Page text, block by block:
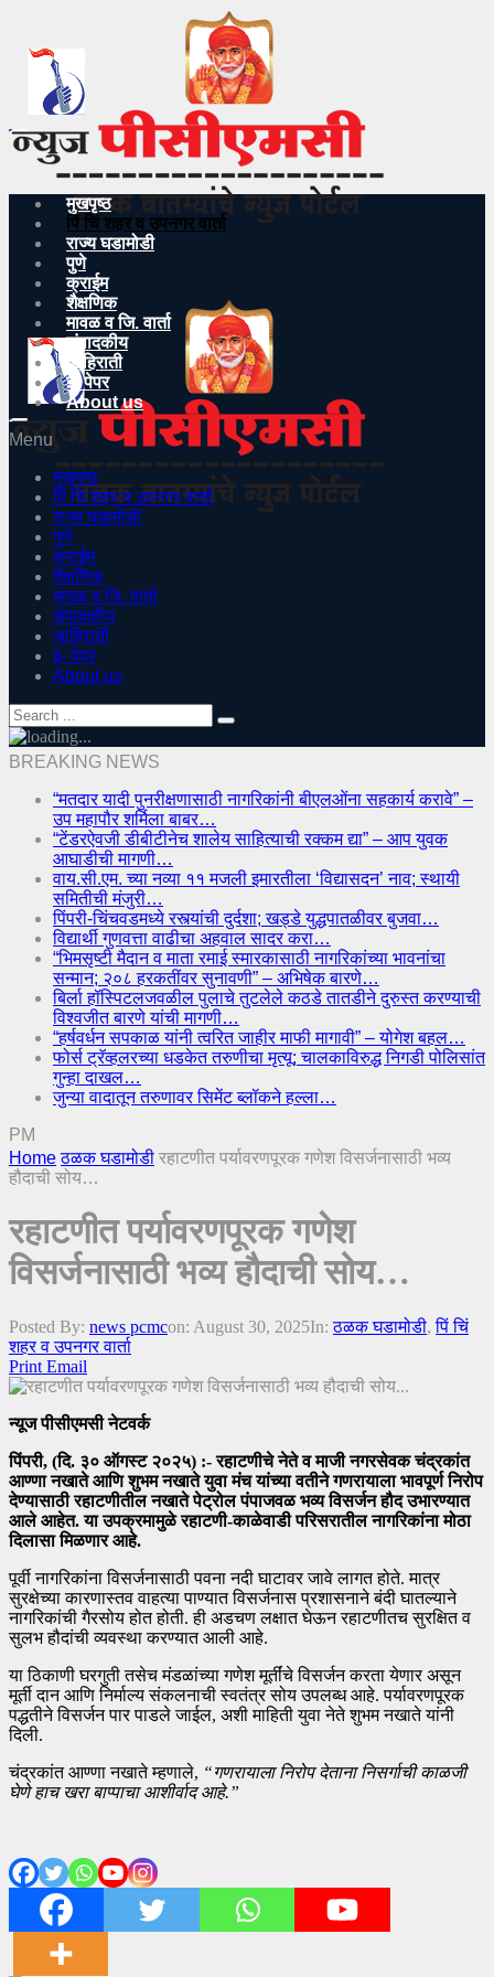
मुखपृष्ठ
पिं चिं शहर व उपनगर वार्ता
राज्य घडामोडी
पुणे
क्राईम
शैक्षणिक
मावळ व जि. वार्ता
संपादकीय
जाहिराती
इ- पेपर
About us
Menu
मुखपृष्ठ
पिं चिं शहर व उपनगर वार्ता
राज्य घडामोडी
पुणे
क्राईम
शैक्षणिक
मावळ व जि. वार्ता
संपादकीय
जाहिराती
इ- पेपर
About us
BREAKING NEWS
“मतदार यादी पुनरीक्षणासाठी नागरिकांनी बीएलओंना सहकार्य करावे” –
उप महापौर शर्मिला बाबर…
“टेंडरऐवजी डीबीटीनेच शालेय साहित्याची रक्कम द्या” – आप युवक
आघाडीची मागणी…
वाय.सी.एम. च्या नव्या ११ मजली इमारतीला ‘विद्यासदन’ नाव; स्थायी
समितीची मंजुरी…
पिंपरी-चिंचवडमध्ये रस्त्यांची दुर्दशा; खड्डे युद्धपातळीवर बुजवा…
विद्यार्थी गुणवत्ता वाढीचा अहवाल सादर करा…
“भिमसृष्टी मैदान व माता रमाई स्मारकासाठी नागरिकांच्या भावनांचा
सन्मान; २०८ हरकतींवर सुनावणी” – अभिषेक बारणे…
बिर्ला हॉस्पिटलजवळील पुलाचे तुटलेले कठडे तातडीने दुरुस्त करण्याची
विश्वजीत बारणे यांची मागणी…
“हर्षवर्धन सपकाळ यांनी त्वरित जाहीर माफी मागावी” – योगेश बहल…
फोर्स ट्रॅव्हलरच्या धडकेत तरुणीचा मृत्यू; चालकाविरुद्ध निगडी पोलिसांत
गुन्हा दाखल…
जुन्या वादातून तरुणावर सिमेंट ब्लॉकने हल्ला…
PM
Home ठळक घडामोडी रहाटणीत पर्यावरणपूरक गणेश विसर्जनासाठी भव्य
हौदाची सोय…
रहाटणीत पर्यावरणपूरक गणेश
विसर्जनासाठी भव्य हौदाची सोय…
Posted By: news pcmcon: August 30, 2025In:ठळक घडामोडी,पिं चिं
शहर व उपनगर वार्ता
Print Email
न्यूज पीसीएमसी नेटवर्क
पिंपरी, (दि. ३० ऑगस्ट २०२५) :- रहाटणीचे नेते व माजी नगरसेवक चंद्रकांत
आण्णा नखाते आणि शुभम नखाते युवा मंच यांच्या वतीने गणरायाला भावपूर्ण निरोप
देण्यासाठी रहाटणीतील नखाते पेट्रोल पंपाजवळ भव्य विसर्जन हौद उभारण्यात
आले आहेत. या उपक्रमामुळे रहाटणी-काळेवाडी परिसरातील नागरिकांना मोठा
दिलासा मिळणार आहे.
पूर्वी नागरिकांना विसर्जनासाठी पवना नदी घाटावर जावे लागत होते. मात्र
सुरक्षेच्या कारणास्तव वाहत्या पाण्यात विसर्जनास प्रशासनाने बंदी घातल्याने
नागरिकांची गैरसोय होत होती. ही अडचण लक्षात घेऊन रहाटणीतच सुरक्षित व
सुलभ हौदांची व्यवस्था करण्यात आली आहे.
या ठिकाणी घरगुती तसेच मंडळांच्या गणेश मूर्तींचे विसर्जन करता येणार असून
मूर्ती दान आणि निर्माल्य संकलनाची स्वतंत्र सोय उपलब्ध आहे. पर्यावरणपूरक
पद्धतीने विसर्जन पार पाडले जाईल, अशी माहिती युवा नेते शुभम नखाते यांनी
दिली.
चंद्रकांत आण्णा नखाते म्हणाले, “गणरायाला निरोप देताना निसर्गाची काळजी
घेणे हाच खरा बाप्पाचा आशीर्वाद आहे.”